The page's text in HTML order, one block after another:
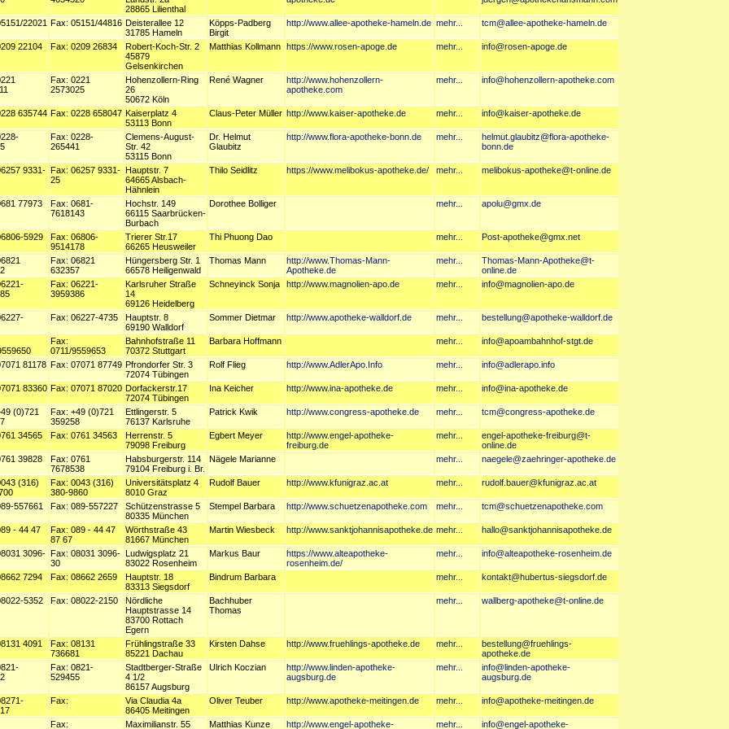
28865 Lilienthal
22021 Fax: 05151/44816 Deisterallee 12
31785 Hameln
Köpps-Padberg
Birgit
http://www.allee-apotheke-hameln.de mehr... tcm@allee-apotheke-hameln.de
22104 Fax: 0209 26834
Robert-Koch-Str. 2
45879
Gelsenkirchen
Matthias Kollmann https://www.rosen-apoge.de mehr... info@rosen-apoge.de
Fax: 0221
2573025
Hohenzollern-Ring
26
50672 Köln
René Wagner
http://www.hohenzollern-
apotheke.com
mehr... info@hohenzollern-apotheke.com
635744 Fax: 0228 658047 Kaiserplatz 4
53113 Bonn
Claus-Peter Müller http://www.kaiser-apotheke.de mehr... info@kaiser-apotheke.de
Fax: 0228-
265441
Clemens-August-
Str. 42
53115 Bonn
Dr. Helmut
Glaubitz
http://www.flora-apotheke-bonn.de mehr...
helmut.glaubitz@flora-apotheke-
bonn.de
9331- Fax: 06257 9331-
25
Hauptstr. 7
64665 Alsbach-
Hähnlein
Thilo Seidlitz https://www.melibokus-apotheke.de/ mehr... melibokus-apotheke@t-online.de
77973
Fax: 0681-
7618143
Hochstr. 149
66115 Saarbrücken-
Burbach
Dorothee Bolliger mehr... apolu@gmx.de
5929
Fax: 06806-
9514178
Trierer Str.17
66265 Heusweiler
Thi Phuong Dao mehr... Post-apotheke@gmx.net
Fax: 06821
632357
Hüngersberg Str. 1
66578 Heiligenwald
Thomas Mann
http://www.Thomas-Mann-
Apotheke.de
mehr...
Thomas-Mann-Apotheke@t-
online.de
Fax: 06221-
3959386
Karlsruher Straße
14
69126 Heidelberg
Schneyinck Sonja http://www.magnolien-apo.de mehr... info@magnolien-apo.de
Fax: 06227-4735
Hauptstr. 8
69190 Walldorf
Sommer Dietmar http://www.apotheke-walldorf.de mehr... bestellung@apotheke-walldorf.de
Fax:
0711/9559653
Bahnhofstraße 11
70372 Stuttgart
Barbara Hoffmann mehr... info@apoambahnhof-stgt.de
81178 Fax: 07071 87749 Pfrondorfer Str. 3
72074 Tübingen
Rolf Flieg http://www.AdlerApo.Info mehr... info@adlerapo.info
83360 Fax: 07071 87020 Dorfackerstr.17
72074 Tübingen
Ina Keicher http://www.ina-apotheke.de mehr... info@ina-apotheke.de
(0)721
Fax: +49 (0)721
359258
Ettlingerstr. 5
76137 Karlsruhe
Patrick Kwik http://www.congress-apotheke.de mehr... tcm@congress-apotheke.de
34565 Fax: 0761 34563
Herrenstr. 5
79098 Freiburg
Egbert Meyer
http://www.engel-apotheke-
freiburg.de
mehr...
engel-apotheke-freiburg@t-
online.de
39828
Fax: 0761
7678538
Habsburgerstr. 114
79104 Freiburg i. Br.
Nägele Marianne mehr... naegele@zaehringer-apotheke.de
(316)
Fax: 0043 (316)
380-9860
Universitätsplatz 4
8010 Graz
Rudolf Bauer http://www.kfunigraz.ac.at mehr... rudolf.bauer@kfunigraz.ac.at
557661 Fax: 089-557227
Schützenstrasse 5
80335 München
Stempel Barbara http://www.schuetzenapotheke.com mehr... tcm@schuetzenapotheke.com
- 44 47
Fax: 089 - 44 47
87 67
Wörthstraße 43
81667 München
Martin Wiesbeck http://www.sanktjohannisapotheke.de mehr... hallo@sanktjohannisapotheke.de
3096- Fax: 08031 3096-
30
Ludwigsplatz 21
83022 Rosenheim
Markus Baur
https://www.alteapotheke-
rosenheim.de/
mehr... info@alteapotheke-rosenheim.de
7294 Fax: 08662 2659
Hauptstr. 18
83313 Siegsdorf
Bindrum Barbara mehr... kontakt@hubertus-siegsdorf.de
5352 Fax: 08022-2150
Nördliche
Hauptstrasse 14
83700 Rottach
Egern
Bachhuber
Thomas
mehr... wallberg-apotheke@t-online.de
4091
Fax: 08131
736681
Frühlingstraße 33
85221 Dachau
Kirsten Dahse http://www.fruehlings-apotheke.de mehr...
bestellung@fruehlings-
apotheke.de
Fax: 0821-
529455
Stadtberger-Straße
4 1/2
86157 Augsburg
Ulrich Koczian
http://www.linden-apotheke-
augsburg.de
mehr...
info@linden-apotheke-
augsburg.de
Fax:
Via Claudia 4a
86405 Meitingen
Oliver Teuber http://www.apotheke-meitingen.de mehr... info@apotheke-meitingen.de
Fax: Maximilianstr. 55 Matthias Kunze http://www.engel-apotheke- mehr... info@engel-apotheke-